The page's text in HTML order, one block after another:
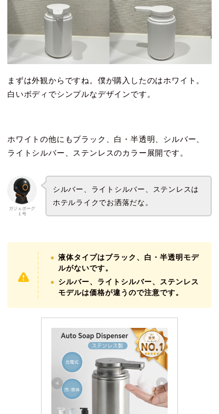
まずは外観からですね。僕が購入したのはホワイト。
白いボディでシンプルなデザインです。
ホワイトの他にもブラック、白・半透明、シルバー、
ライトシルバー、ステンレスのカラー展開です。
ガジェボーグ
１号
シルバー、ライトシルバー、ステンレスは
ホテルライクでお洒落だな。
液体タイプはブラック、白・半透明モデ
ルがないです。
シルバー、ライトシルバー、ステンレス
モデルは価格が違うので注意です。